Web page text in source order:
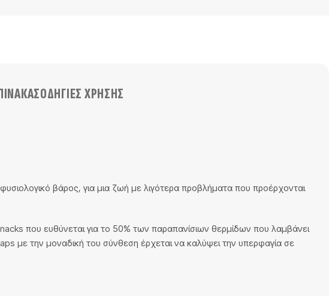
ΟΔΗΓΙΕΣ ΧΡΗΣΗΣ
βάρος, για μια ζωή με λιγότερα προβλήματα που προέρχονται
που ευθύνεται για το 50% των παραπανίσιων θερμίδων που λαμβάνει
με την μοναδική του σύνθεση έρχεται να καλύψει την υπερφαγία σε